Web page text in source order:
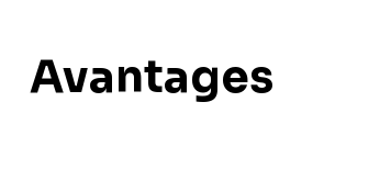
Avantages